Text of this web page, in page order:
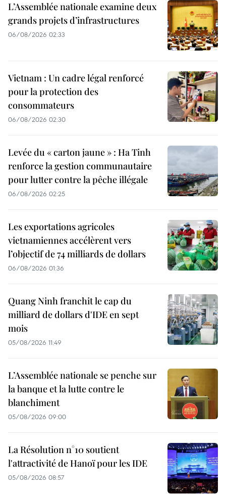
L’Assemblée nationale examine deux
grands projets d’infrastructures
06/08/2026 02:33
Vietnam : Un cadre légal renforcé
pour la protection des
consommateurs
06/08/2026 02:30
Levée du « carton jaune » : Ha Tinh
renforce la gestion communautaire
pour lutter contre la pêche illégale
06/08/2026 02:25
Les exportations agricoles
vietnamiennes accélèrent vers
l’objectif de 74 milliards de dollars
06/08/2026 01:36
Quang Ninh franchit le cap du
milliard de dollars d'IDE en sept
mois
05/08/2026 11:49
L’Assemblée nationale se penche sur
la banque et la lutte contre le
blanchiment
05/08/2026 09:00
La Résolution n°10 soutient
l'attractivité de Hanoï pour les IDE
05/08/2026 08:57